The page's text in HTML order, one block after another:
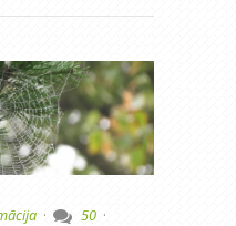
· 50 ·